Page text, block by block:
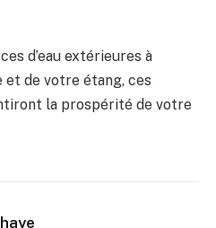
d’eau extérieures à
et de votre étang, ces
la prospérité de votre